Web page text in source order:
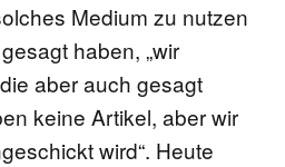
Medium zu nutzen
haben, „wir
aber auch gesagt
keine Artikel, aber wir
wird“. Heute